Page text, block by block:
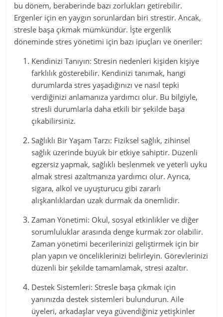
bu dönem, beraberinde bazı zorlukları getirebilir.
Ergenler için en yaygın sorunlardan biri strestir. Ancak,
stresle başa çıkmak mümkündür. İşte ergenlik
döneminde stres yönetimi için bazı ipuçları ve öneriler:
Kendinizi Tanıyın: Stresin nedenleri kişiden kişiye
farklılık gösterebilir. Kendinizi tanımak, hangi
durumlarda stres yaşadığınızı ve nasıl tepki
verdiğinizi anlamanıza yardımcı olur. Bu bilgiyle,
stresli durumlarla daha etkili bir şekilde başa
çıkabilirsiniz.
Sağlıklı Bir Yaşam Tarzı: Fiziksel sağlık, zihinsel
sağlık üzerinde büyük bir etkiye sahiptir. Düzenli
egzersiz yapmak, sağlıklı beslenmek ve yeterli uyku
almak stresi azaltmanıza yardımcı olur. Ayrıca,
sigara, alkol ve uyuşturucu gibi zararlı
alışkanlıklardan uzak durmak da önemlidir.
Zaman Yönetimi: Okul, sosyal etkinlikler ve diğer
sorumluluklar arasında denge kurmak zor olabilir.
Zaman yönetimi becerilerinizi geliştirmek için bir
plan yapın ve önceliklerinizi belirleyin. Görevlerinizi
düzenli bir şekilde tamamlamak, stresi azaltır.
Destek Sistemleri: Stresle başa çıkmak için
yanınızda destek sistemleri bulundurun. Aile
üyeleri, arkadaşlar veya güvendiğiniz yetişkinler